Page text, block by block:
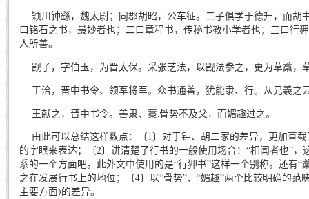
颖川钟繇，魏太尉；同郡胡昭，公车征。二子俱学于德升，而胡
曰铭石之书，最妙者也；二曰章程书，传秘书教小学者也；三曰行
人所善。
觊子，字伯玉，为晋太保。采张芝法，以觊法参之，更为草藁，
王洽，晋中书令、领军将军。众书通善，犹能隶、行。从兄羲之
王献之，晋中书令。善隶、藁.骨势不及父，而媚趣过之。
由此可以总结这样数点：〔1〕对于钟、胡二家的差异，更加直截
的字眼来表达；〔2〕讲清楚了行书的一般使用场合：“相闻者也”，
系的一个方面吧。此外文中使用的是“行狎书”这样一个别称。还有“
之在发展行书上的地位；〔4〕以“骨势”、“媚趣”两个比较明确的范
主要方面)的差异。